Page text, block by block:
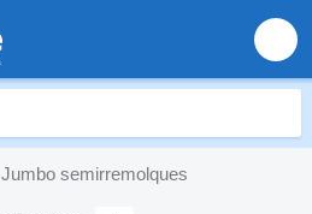
Jumbo semirremolques